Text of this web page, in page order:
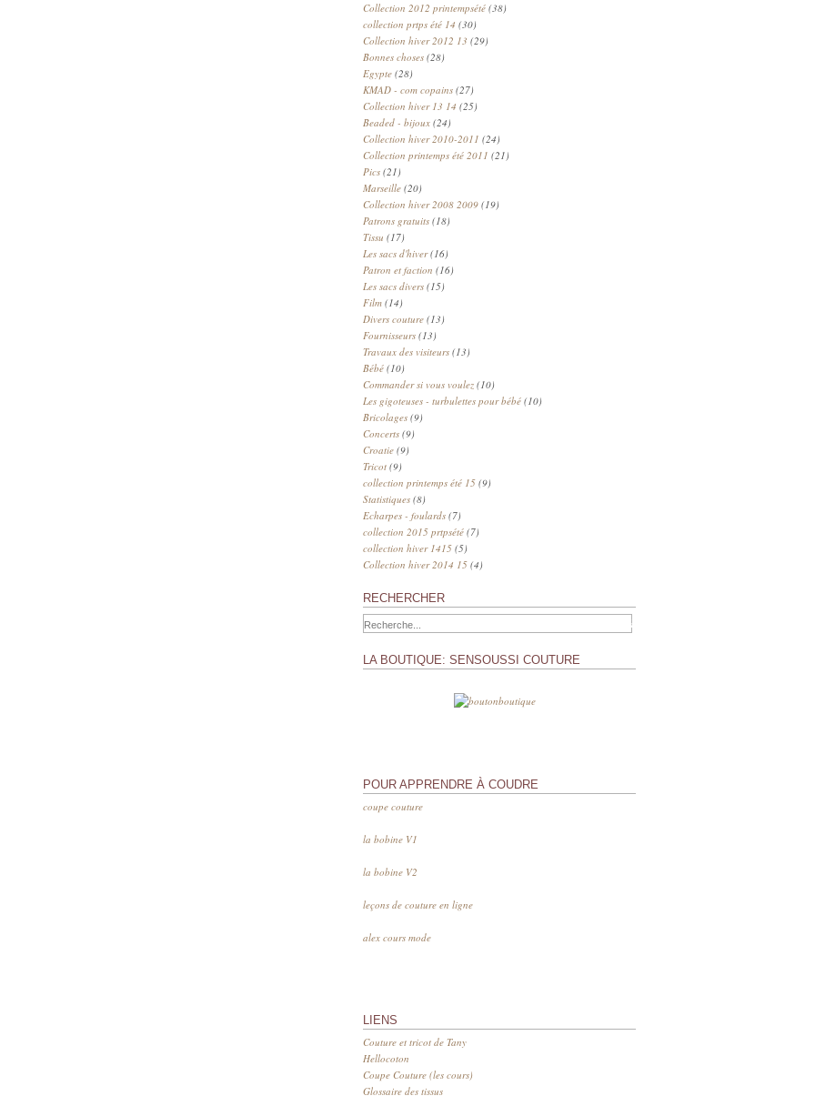
Collection 2012 printempsété (38)
collection prtps été 14 (30)
Collection hiver 2012 13 (29)
Bonnes choses (28)
Egypte (28)
KMAD - com copains (27)
Collection hiver 13 14 (25)
Beaded - bijoux (24)
Collection hiver 2010-2011 (24)
Collection printemps été 2011 (21)
Pics (21)
Marseille (20)
Collection hiver 2008 2009 (19)
Patrons gratuits (18)
Tissu (17)
Les sacs d'hiver(16)
Patron et faction (16)
Les sacs divers (15)
Film (14)
Divers couture (13)
Fournisseurs (13)
Travaux des visiteurs (13)
Bébé (10)
Commander si vous voulez (10)
Les gigoteuses - turbulettes pour bébé (10)
Bricolages (9)
Concerts (9)
Croatie (9)
Tricot (9)
collection printemps été 15 (9)
Statistiques (8)
Echarpes - foulards (7)
collection 2015 prtpsété (7)
collection hiver 1415 (5)
Collection hiver 2014 15 (4)
RECHERCHER
LA BOUTIQUE: SENSOUSSI COUTURE
POUR APPRENDRE À COUDRE
coupe couture
la bobine V1
la bobine V2
leçons de couture en ligne
alex cours mode
LIENS
Couture et tricot de Tany
Hellocoton
Coupe Couture (les cours)
Glossaire des tissus